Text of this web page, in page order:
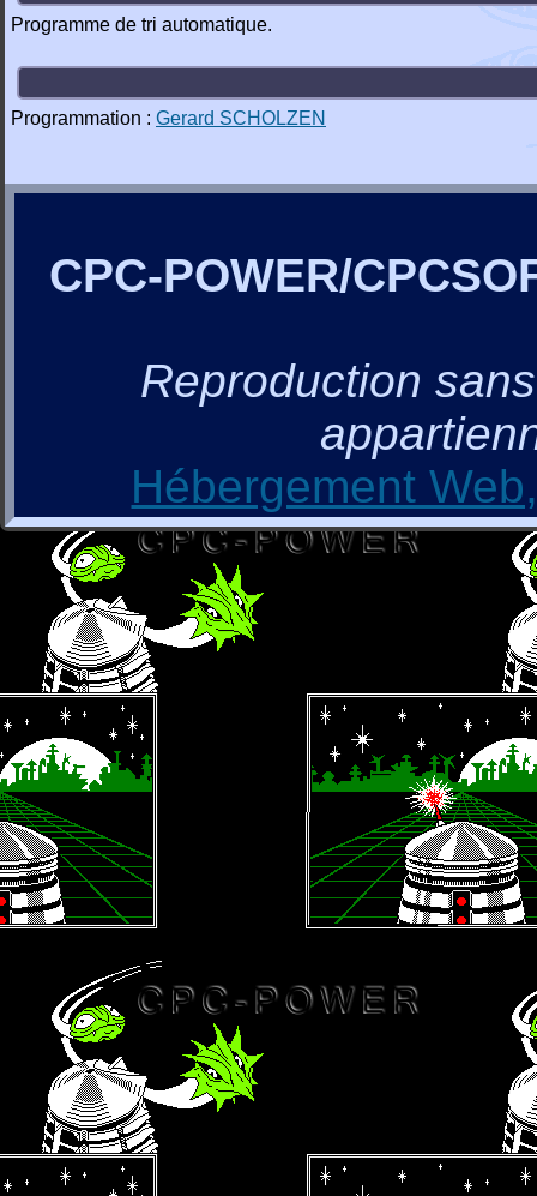
Programme de tri automatique.
Programmation : Gerard SCHOLZEN
CPC-POWER/
Reproduction
Hébergement